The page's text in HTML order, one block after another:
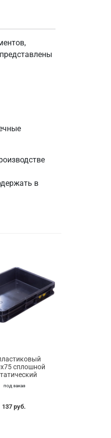
в
сплошной
под заказ
137 руб.